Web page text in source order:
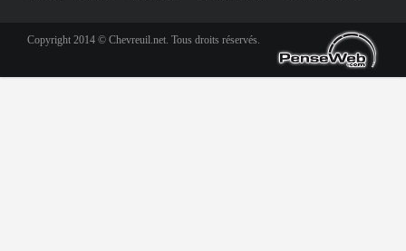
Copyright 2014 © Chevreuil.net. Tous droits réservés.